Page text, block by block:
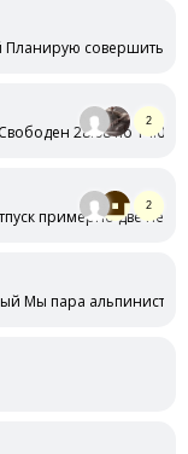
совершить
28.08 по
2
примерно две
2
Мы пара